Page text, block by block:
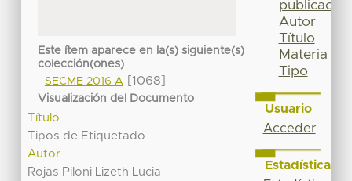
Este ítem aparece en la(s) siguiente(s)
colección(ones)
SECME 2016 A[1068]
Visualización del Documento
Título
Tipos de Etiquetado
Autor
Rojas Piloni Lizeth Lucia
publicación
Autor
Título
Materia
Tipo
Usuario
Acceder
Estadísticas